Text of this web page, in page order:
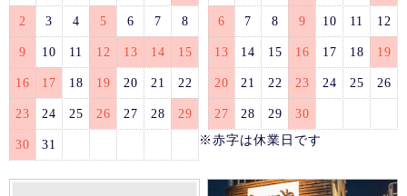
2 3 4 5 6 7 8
9 10 11 12 13 14 15
16 17 18 19 20 21 22
23 24 25 26 27 28 29
30 31
6 7 8 9 10 11 12
13 14 15 16 17 18 19
20 21 22 23 24 25 26
27 28 29
30
※赤字は休業日です